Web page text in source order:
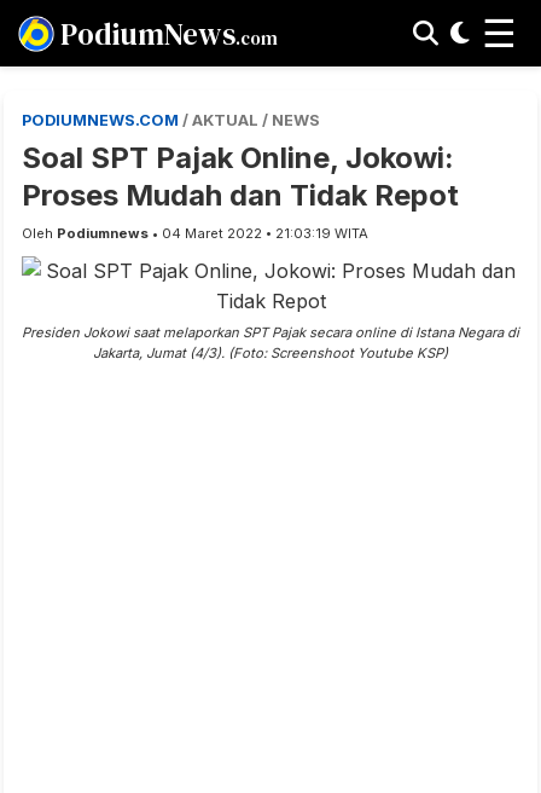
PodiumNews.com ☰
PODIUMNEWS.COM / AKTUAL / NEWS
Soal SPT Pajak Online, Jokowi:
Proses Mudah dan Tidak Repot
Oleh Podiumnews • 04 Maret 2022 • 21:03:19 WITA
Presiden Jokowi saat melaporkan SPT Pajak secara online di Istana Negara di
Jakarta, Jumat (4/3). (Foto: Screenshoot Youtube KSP)